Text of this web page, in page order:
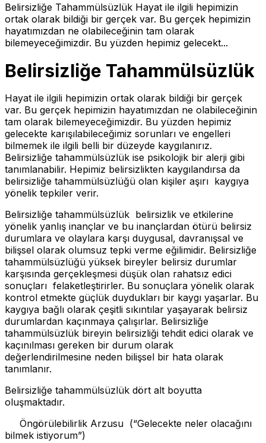
Belirsizliğe Tahammülsüzlük Hayat ile ilgili hepimizin
ortak olarak bildiği bir gerçek var. Bu gerçek hepimizin
hayatımızdan ne olabileceğinin tam olarak
bilemeyeceğimizdir. Bu yüzden hepimiz gelecekt...
Belirsizliğe Tahammülsüzlük
Hayat ile ilgili hepimizin ortak olarak bildiği bir gerçek
var. Bu gerçek hepimizin hayatımızdan ne olabileceğinin
tam olarak bilemeyeceğimizdir. Bu yüzden hepimiz
gelecekte karışılabileceğimiz sorunları ve engelleri
bilmemek ile ilgili belli bir düzeyde kaygılanırız.
Belirsizliğe tahammülsüzlük ise psikolojik bir alerji gibi
tanımlanabilir. Hepimiz belirsizlikten kaygılandırsa da
belirsizliğe tahammülsüzlüğü olan kişiler aşırı kaygıya
yönelik tepkiler verir.
Belirsizliğe tahammülsüzlük belirsizlik ve etkilerine
yönelik yanlış inançlar ve bu inançlardan ötürü belirsiz
durumlara ve olaylara karşı duygusal, davranışsal ve
bilişsel olarak olumsuz tepki verme eğilimidir. Belirsizliğe
tahammülsüzlüğü yüksek bireyler belirsiz durumlar
karşısında gerçekleşmesi düşük olan rahatsız edici
sonuçları felaketleştirirler. Bu sonuçlara yönelik olarak
kontrol etmekte güçlük duydukları bir kaygı yaşarlar. Bu
kaygıya bağlı olarak çeşitli sıkıntılar yaşayarak belirsiz
durumlardan kaçınmaya çalışırlar. Belirsizliğe
tahammülsüzlük bireyin belirsizliği tehdit edici olarak ve
kaçınılması gereken bir durum olarak
değerlendirilmesine neden bilişsel bir hata olarak
tanımlanır.
Belirsizliğe tahammülsüzlük dört alt boyutta
oluşmaktadır.
Öngörülebilirlik Arzusu (“Gelecekte neler olacağını
bilmek istiyorum”)